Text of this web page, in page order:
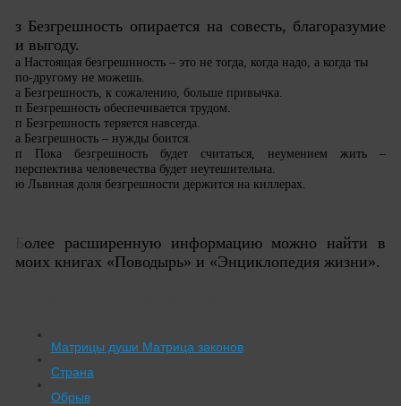
з Безгрешность опирается на совесть, благоразумие
и выгоду.
а Настоящая безгрешнность – это не тогда, когда надо, а когда ты
по-другому не можешь.
а Безгрешность, к сожалению, больше привычка.
п Безгрешность обеспечивается трудом.
п Безгрешность теряется навсегда.
а Безгрешность – нужды боится.
п Пока безгрешность будет считаться, неумением жить –
перспектива человечества будет неутешительна.
ю Львиная доля безгрешности держится на киллерах.
олее расширенную информацию можно найти в
моих книгах «Поводырь» и «Энциклопедия жизни».
Матрицы души Матрица законов
Страна
Обрыв